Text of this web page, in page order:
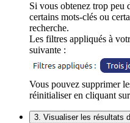
Si vous obtenez trop peu
certains mots-clés ou
recherche.
Les filtres appliqués à
suivante :
Vous pouvez supprimer
réinitialiser en cliquant
3. Visualiser les résultats